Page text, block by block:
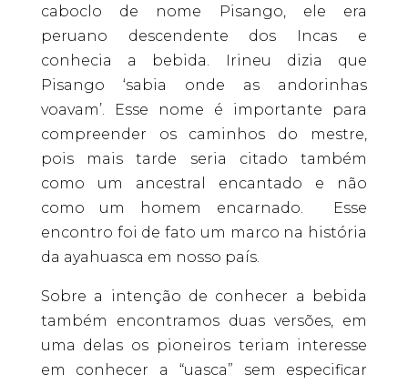
caboclo de nome Pisango, ele era
peruano descendente dos Incas e
conhecia a bebida. Irineu dizia que
Pisango ‘sabia onde as andorinhas
voavam’. Esse nome é importante para
compreender os caminhos do mestre,
pois mais tarde seria citado também
como um ancestral encantado e não
como um homem encarnado. Esse
encontro foi de fato um marco na história
da ayahuasca em nosso país.
Sobre a intenção de conhecer a bebida
também encontramos duas versões, em
uma delas os pioneiros teriam interesse
em conhecer a “uasca” sem especificar